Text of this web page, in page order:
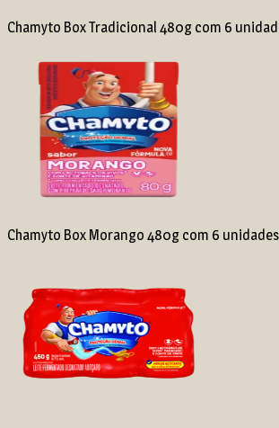
Chamyto Box Tradicional 480g com 6
Chamyto Box Morango 480g com 6 unidades